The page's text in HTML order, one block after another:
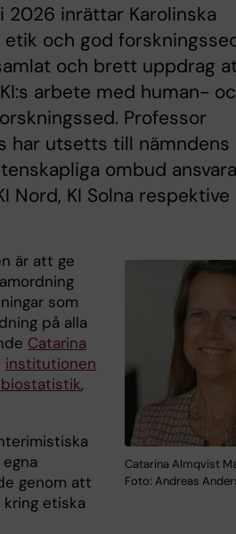
2026 inrättar Karolinska
och god
och brett uppdrag
arbete med human-
Professor
har utsetts till nämndens
ombud
KI Solna respektive
Catarina Almqvist
Foto: Andreas
är att ge
som
på alla
Catarina
institutionen
,
genom att
etiska